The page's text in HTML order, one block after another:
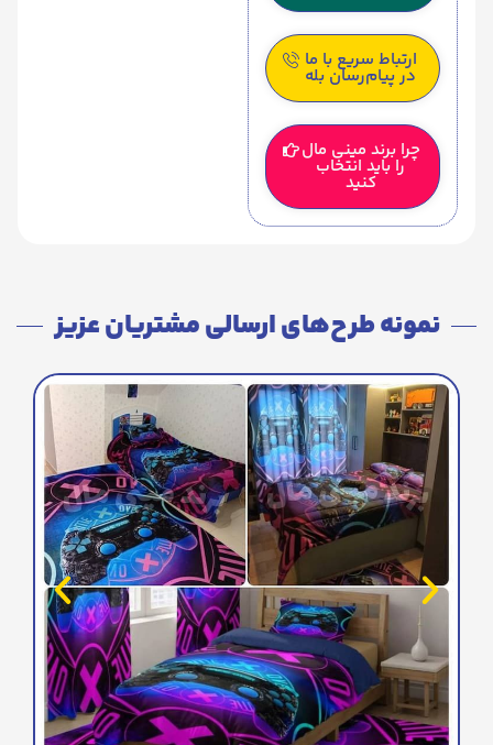
ارتباط سریع با ما
در پیام‌رسان بله
چرا برند مینی مال
را باید انتخاب
کنید
نمونه طرح‌های ارسالی مشتریان عزیز